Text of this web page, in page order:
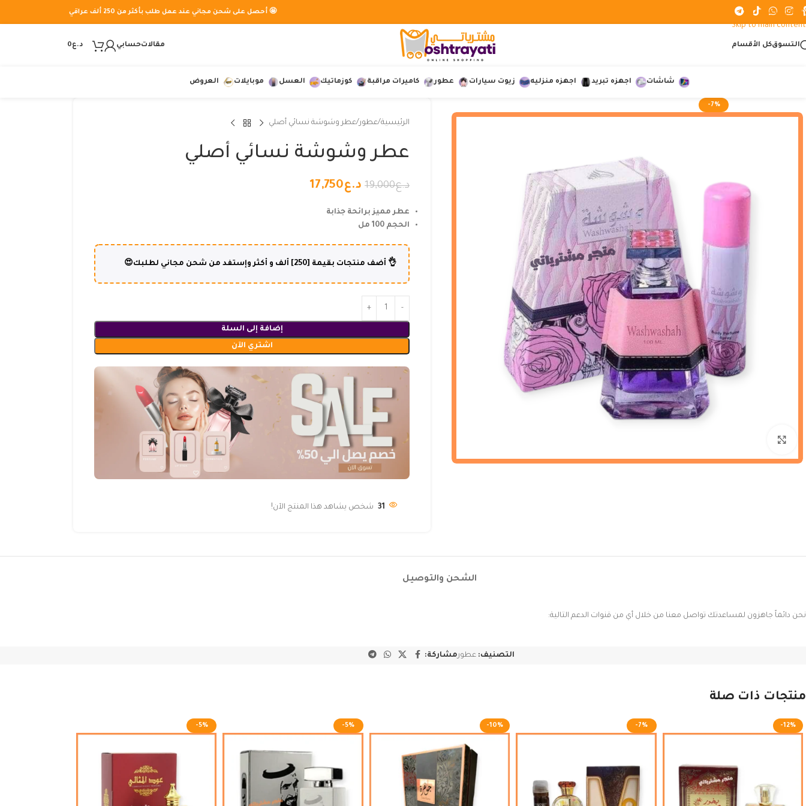
Skip to navigation
Skip to main content
🤩 أحصل على شحن مجاني عند عمل طلب بأكثر من 250 ألف عراقي
التسوقكل الأقسام مقالاتحسابي د.ع0
شاشات اجهزه تبريد اجهزه منزليه زيوت سيارات عطور كاميرات مراقبة كوزماتيك العسل موبايلات العروض
-7%
الرئيسية عطور عطر وشوشة نسائي أصلي
عطر وشوشة نسائي أصلي
د.ع19,000 د.ع17,750
عطر مميز برائحة جذابة
الحجم 100 مل
👌 أضف منتجات بقيمة [250] ألف و أكثر وإستفد من شحن مجاني لطلبك😍
إضافة إلى السلة
اشتري الآن
31 شخص يشاهد هذا المنتج الآن!
الشحن والتوصيل
نحن دائماً جاهزون لمساعدتك تواصل معنا من خلال أي من قنوات الدعم التالية:
التصنيف: عطورمشاركة:
منتجات ذات صلة
-12%
-7%
-10%
-5%
-5%